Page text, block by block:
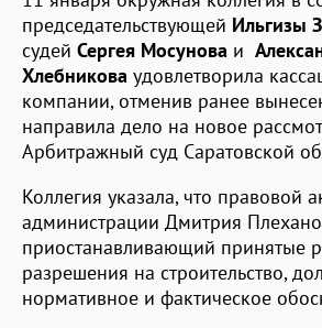
председательствующей Ильгизы
судей Сергея Мосунова и
Хлебникова удовлетворила
компании, отменив ранее
направила дело на новое
Арбитражный суд Саратовской
Коллегия указала, что правовой
администрации Дмитрия
приостанавливающий принятые
разрешения на строительство,
нормативное и фактическое